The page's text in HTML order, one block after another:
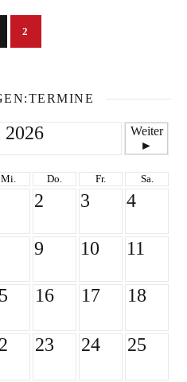
2
2026
Weiter
►
Mi. Do. Fr. Sa.
2 3 4
9 10 11
16 17 18
23 24 25